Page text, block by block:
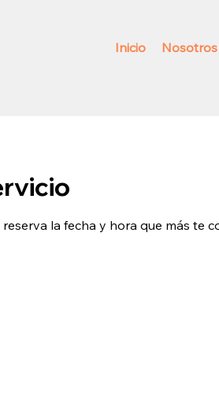
Inicio Nosotros
la fecha y hora que más te